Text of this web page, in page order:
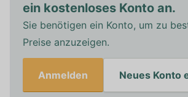
ein kostenloses Konto an.
Sie benötigen ein Konto, um zu
Preise anzuzeigen.
Anmelden Neues Konto